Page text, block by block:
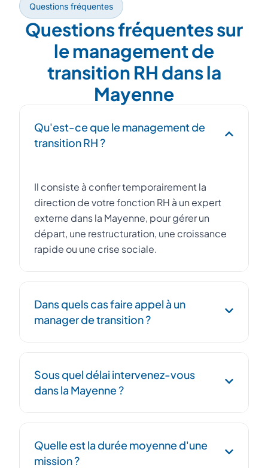
Questions fréquentes
Questions fréquentes sur
le management de
transition RH dans la
Mayenne
Qu'est-ce que le management de
transition RH ?
Il consiste à confier temporairement la
direction de votre fonction RH à un expert
externe dans la Mayenne, pour gérer un
départ, une restructuration, une croissance
rapide ou une crise sociale.
Dans quels cas faire appel à un
manager de transition ?
d'un PSE, intégration post-acquisition, mise
en conformité sociale, ou structuration RH
lors d'une forte croissance.
Sous quel délai intervenez-vous
dans la Mayenne ?
RH sous 48h. Notre réseau dans les Pays de
la Loire nous permet une réactivité
Quelle est la durée moyenne d'une
mission ?